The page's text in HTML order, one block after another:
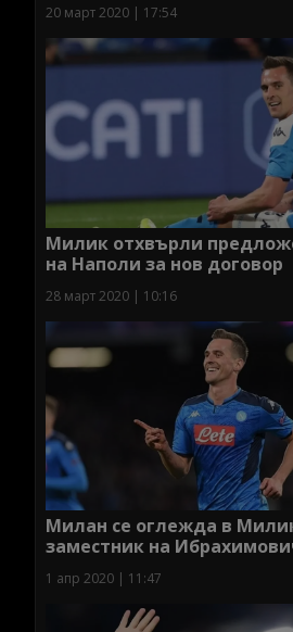
20 март 2020 | 17:54
Милик отхвърли
на Наполи за нов договор
28 март 2020 | 10:16
Милан се оглежда в
заместник на
1 апр 2020 | 11:47